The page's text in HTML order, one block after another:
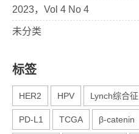
2023，Vol 4 No 4
未分类
标签
HER2 HPV Lynch综合征
PD-L1 TCGA β-catenin